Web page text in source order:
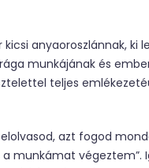
anyaoroszlánnak, ki
munkájának és
teljes
azt fogod
munkámat végeztem”.